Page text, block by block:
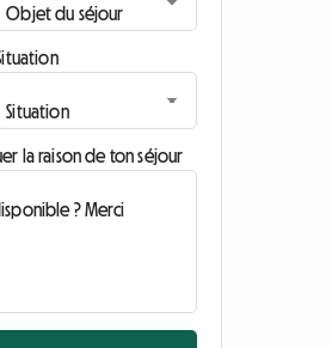
la raison de ton séjour